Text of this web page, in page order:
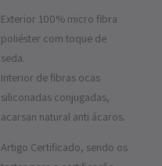
Exterior 100% micro fibra
poliéster com toque de
seda.
Interior de fibras ocas
siliconadas conjugadas,
acarsan natural anti ácaros.
Artigo Certificado, sendo os